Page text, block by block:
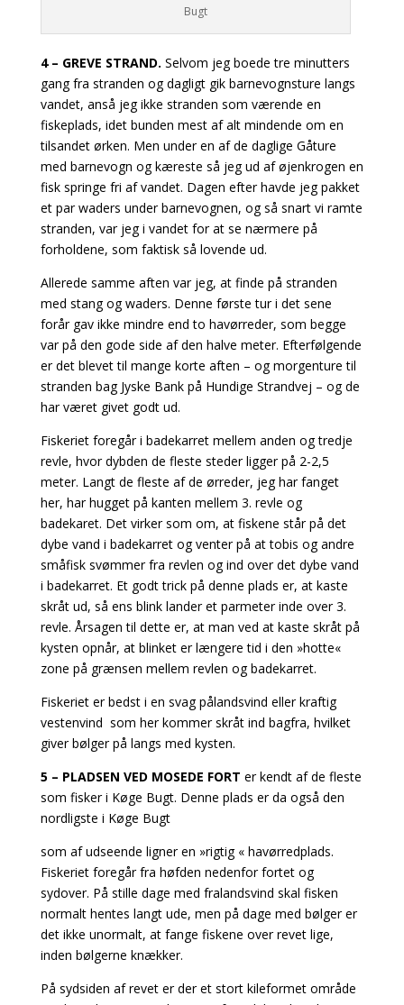
Bugt
4 – GREVE STRAND. Selvom jeg boede tre minutters
gang fra stranden og dagligt gik barnevognsture langs
vandet, anså jeg ikke stranden som værende en
fiskeplads, idet bunden mest af alt mindende om en
tilsandet ørken. Men under en af de daglige Gåture
med barnevogn og kæreste så jeg ud af øjenkrogen en
fisk springe fri af vandet. Dagen efter havde jeg pakket
et par waders under barnevognen, og så snart vi ramte
stranden, var jeg i vandet for at se nærmere på
forholdene, som faktisk så lovende ud.
Allerede samme aften var jeg, at finde på stranden
med stang og waders. Denne første tur i det sene
forår gav ikke mindre end to havørreder, som begge
var på den gode side af den halve meter. Efterfølgende
er det blevet til mange korte aften – og morgenture til
stranden bag Jyske Bank på Hundige Strandvej – og de
har været givet godt ud.
Fiskeriet foregår i badekarret mellem anden og tredje
revle, hvor dybden de fleste steder ligger på 2-2,5
meter. Langt de fleste af de ørreder, jeg har fanget
her, har hugget på kanten mellem 3. revle og
badekaret. Det virker som om, at fiskene står på det
dybe vand i badekarret og venter på at tobis og andre
småfisk svømmer fra revlen og ind over det dybe vand
i badekarret. Et godt trick på denne plads er, at kaste
skråt ud, så ens blink lander et parmeter inde over 3.
revle. Årsagentil dette er, at man ved at kaste skråt på
kysten opnår, at blinket er længere tid i den »hotte«
zone på grænsen mellem revlen og badekarret.
Fiskeriet er bedst i en svag pålandsvind eller kraftig
vestenvind som her kommer skråt ind bagfra, hvilket
giver bølger på langs med kysten.
5 – PLADSEN VED MOSEDE FORT er kendt af de fleste
som fisker i Køge Bugt. Denne plads er da også den
nordligste i Køge Bugt
som af udseende ligner en »rigtig « havørredplads.
Fiskeriet foregår fra høfden nedenfor fortet og
sydover. På stille dage med fralandsvind skal fisken
normalt hentes langt ude, men på dage med bølger er
det ikke unormalt, at fange fiskene over revet lige,
inden bølgerne knækker.
På sydsiden af revet er der et stort kileformet område